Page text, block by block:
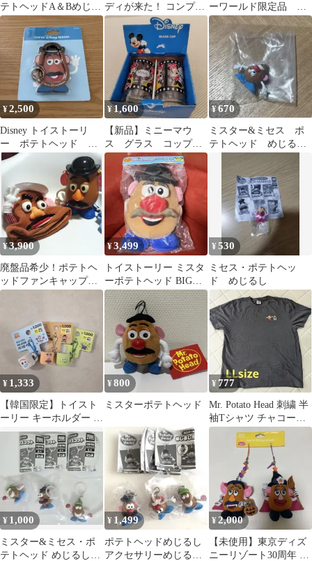
テトヘッドA＆Bめじる
しアクセサリー 2種セ
ット
ディが来た！ コンプリ
ートセット
ーワールド限定品 ポ
テトヘッド 箱付き
¥2,500
Disney トイストーリ
ー ポテトヘッド カ
ラビナ キーホルダ
ー 新品未使用
¥1,600
【新品】ミニーマウ
ス グラス コップ 2
個セット 外箱あり
DISNEY 未使用
¥670
ミスター&ミセス ポ
テトヘッド めじるし
¥3,900
廃盤品希少！ポテトヘ
ッドファンキャップ＆
ポップコーンバケット
¥3,499
トイストーリー ミスタ
ーポテトヘッド BIGぬ
いぐるみ GiGO
¥530
ミセス・ポテトヘッ
ド めじるし
¥ 1,333
【韓国限定】トイスト
ーリー キーホルダー マ
グカップ
¥800
ミスターポテトヘッド
¥777
Mr. Potato Head 刺繍 半
袖Tシャツ チャコール
グレー
¥ 1,000
ミスター&ミセス・ポ
テトヘッド めじるしガ
¥1,499
ポテトヘッドめじるし
アクセサリーめじるし
¥2,000
【未使用】東京ディズ
ニーリゾート30周年 ハ